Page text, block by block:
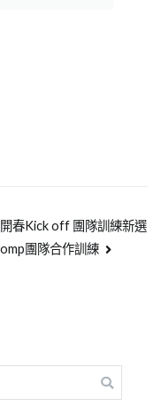
春Kick off 團隊訓練新選
團隊合作訓練